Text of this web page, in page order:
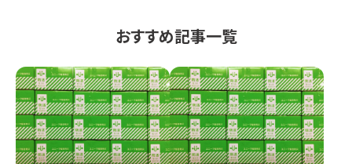
おすすめ記事一覧